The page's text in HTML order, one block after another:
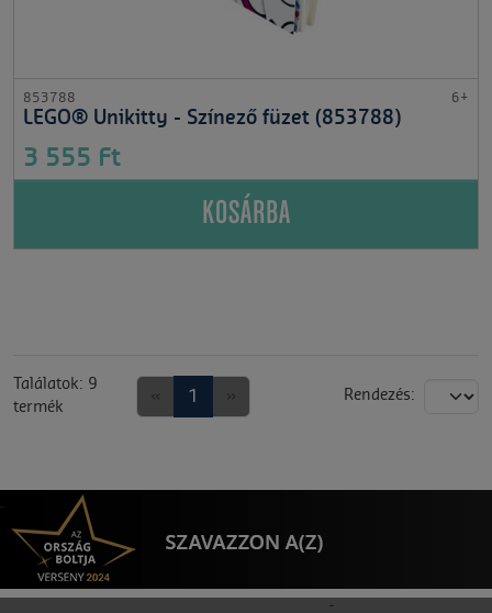
853788 6+
LEGO® Unikitty - Színező füzet (853788)
3 555 Ft
KOSÁRBA
Találatok: 9
termék
1 Rendezés: